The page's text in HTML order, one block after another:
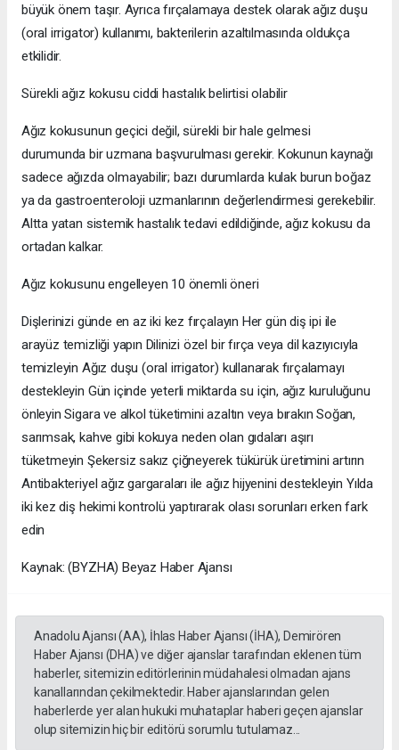
büyük önem taşır. Ayrıca fırçalamaya destek olarak ağız duşu
(oral irrigator) kullanımı, bakterilerin azaltılmasında oldukça
etkilidir.
Sürekli ağız kokusu ciddi hastalık belirtisi olabilir
Ağız kokusunun geçici değil, sürekli bir hale gelmesi
durumunda bir uzmana başvurulması gerekir. Kokunun kaynağı
sadece ağızda olmayabilir; bazı durumlarda kulak burun boğaz
ya da gastroenteroloji uzmanlarının değerlendirmesi gerekebilir.
Altta yatan sistemik hastalık tedavi edildiğinde, ağız kokusu da
ortadan kalkar.
Ağız kokusunu engelleyen 10 önemli öneri
Dişlerinizi günde en az iki kez fırçalayın Her gün diş ipi ile
arayüz temizliği yapın Dilinizi özel bir fırça veya dil kazıyıcıyla
temizleyin Ağız duşu (oral irrigator) kullanarak fırçalamayı
destekleyin Gün içinde yeterli miktarda su için, ağız kuruluğunu
önleyin Sigara ve alkol tüketimini azaltın veya bırakın Soğan,
sarımsak, kahve gibi kokuya neden olan gıdaları aşırı
tüketmeyin Şekersiz sakız çiğneyerek tükürük üretimini artırın
Antibakteriyel ağız gargaraları ile ağız hijyenini destekleyin Yılda
iki kez diş hekimi kontrolü yaptırarak olası sorunları erken fark
edin
Kaynak: (BYZHA) Beyaz Haber Ajansı
Anadolu Ajansı (AA), İhlas Haber Ajansı (İHA), Demirören
Haber Ajansı (DHA) ve diğer ajanslar tarafından eklenen tüm
haberler, sitemizin editörlerinin müdahalesi olmadan ajans
kanallarından çekilmektedir. Haber ajanslarından gelen
haberlerde yer alan hukuki muhataplar haberi geçen ajanslar
olup sitemizin hiç bir editörü sorumlu tutulamaz...